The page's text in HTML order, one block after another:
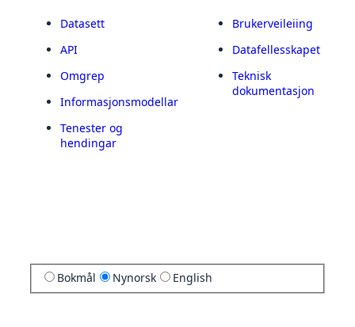
Datasett
API
Omgrep
Informasjonsmodellar
Tenester og
hendingar
Brukerveileiing
Datafellesskapet
Teknisk
dokumentasjon
Bokmål Nynorsk English